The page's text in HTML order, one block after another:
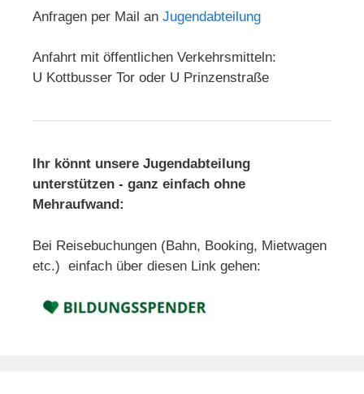
Anfragen per Mail an Jugendabteilung
Anfahrt mit öffentlichen Verkehrsmitteln:
U Kottbusser Tor oder U Prinzenstraße
Ihr könnt unsere Jugendabteilung
unterstützen - ganz einfach ohne
Mehraufwand:
Bei Reisebuchungen (Bahn, Booking, Mietwagen
etc.) einfach über diesen Link gehen: